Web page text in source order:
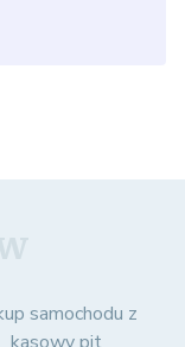
samochodu z